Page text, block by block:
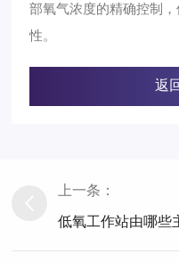
部氧气浓度的精确控制
性。
返
上一条：
低氧工作站由哪些